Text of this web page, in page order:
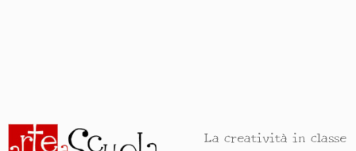
La creatività in classe